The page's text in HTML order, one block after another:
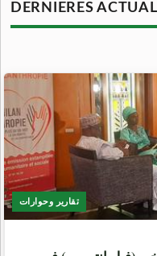
DERNIERES
تقارير وحوارات